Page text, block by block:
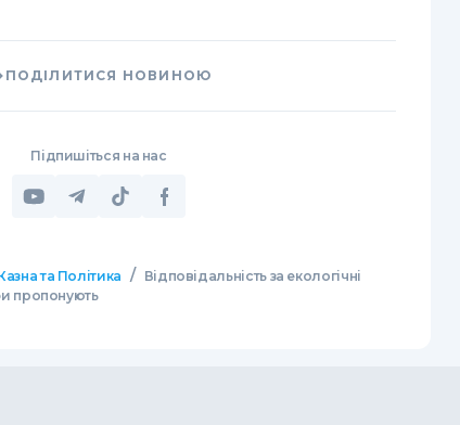
ПОДІЛИТИСЯ НОВИНОЮ
Підпишіться на нас
та Політика /
Відповідальність за екологічні
пропонують